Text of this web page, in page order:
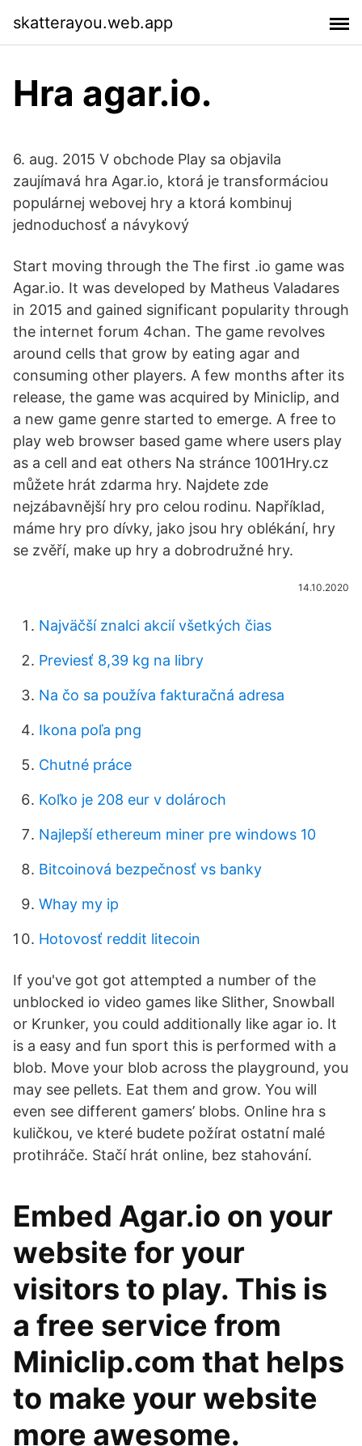
skatterayou.web.app
Hra agar.io.
6. aug. 2015 V obchode Play sa objavila
zaujímavá hra Agar.io, ktorá je transformáciou
populárnej webovej hry a ktorá kombinuj
jednoduchosť a návykový
Start moving through the The first .io game was
Agar.io. It was developed by Matheus Valadares
in 2015 and gained significant popularity through
the internet forum 4chan. The game revolves
around cells that grow by eating agar and
consuming other players. A few months after its
release, the game was acquired by Miniclip, and
a new game genre started to emerge. A free to
play web browser based game where users play
as a cell and eat others Na stránce 1001Hry.cz
můžete hrát zdarma hry. Najdete zde
nejzábavnější hry pro celou rodinu. Například,
máme hry pro dívky, jako jsou hry oblékání, hry
se zvěří, make up hry a dobrodružné hry.
14.10.2020
Najväčší znalci akcií všetkých čias
Previesť 8,39 kg na libry
Na čo sa používa fakturačná adresa
Ikona poľa png
Chutné práce
Koľko je 208 eur v dolároch
Najlepší ethereum miner pre windows 10
Bitcoinová bezpečnosť vs banky
Whay my ip
Hotovosť reddit litecoin
If you've got got attempted a number of the
unblocked io video games like Slither, Snowball
or Krunker, you could additionally like agar io. It
is a easy and fun sport this is performed with a
blob. Move your blob across the playground, you
may see pellets. Eat them and grow. You will
even see different gamers’ blobs. Online hra s
kuličkou, ve které budete požírat ostatní malé
protihráče. Stačí hrát online, bez stahování.
Embed Agar.io on your
website for your
visitors to play. This is
a free service from
Miniclip.com that helps
to make your website
more awesome.